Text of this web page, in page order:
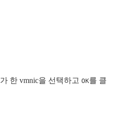
한 vmnic을 선택하고 OK를 클